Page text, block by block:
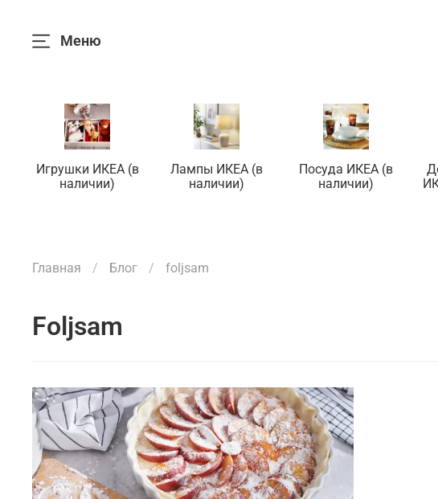
Меню
Игрушки ИКЕА (в
наличии)
Лампы ИКЕА (в
наличии)
Посуда ИКЕА (в
наличии)
Главная Блог foljsam
foljsam